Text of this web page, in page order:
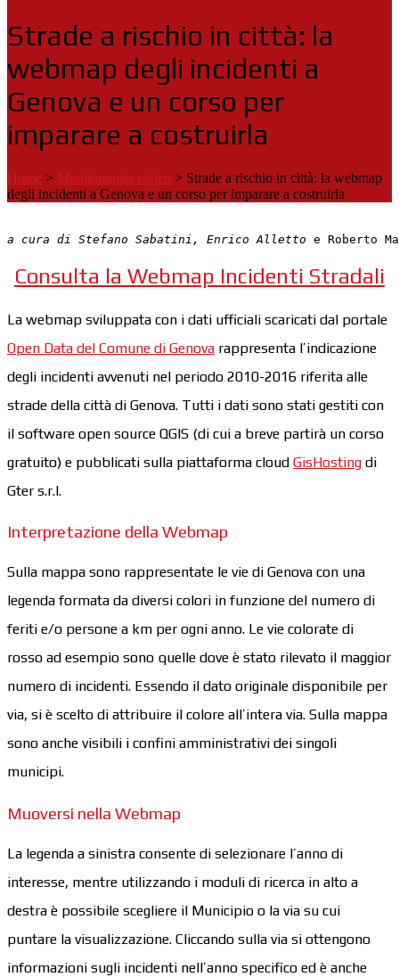
Strade a rischio in città: la
webmap degli incidenti a
Genova e un corso per
imparare a costruirla
Home > Monitoraggio civico > Strade a rischio in città: la webmap
degli incidenti a Genova e un corso per imparare a costruirla
a cura di Stefano Sabatini, Enrico Alletto e Roberto
Consulta la Webmap Incidenti Stradali
La webmap sviluppata con i dati ufficiali scaricati dal portale
Open Data del Comune di Genova rappresenta l’indicazione
degli incidenti avvenuti nel periodo 2010-2016 riferita alle
strade della città di Genova. Tutti i dati sono stati gestiti con
il software open source QGIS (di cui a breve partirà un corso
gratuito) e pubblicati sulla piattaforma cloud GisHosting di
Gter s.r.l.
Interpretazione della Webmap
Sulla mappa sono rappresentate le vie di Genova con una
legenda formata da diversi colori in funzione del numero di
feriti e/o persone a km per ogni anno. Le vie colorate di
rosso ad esempio sono quelle dove è stato rilevato il maggior
numero di incidenti. Essendo il dato originale disponibile per
via, si è scelto di attribuire il colore all’intera via. Sulla mappa
sono anche visibili i confini amministrativi dei singoli
municipi.
Muoversi nella Webmap
La legenda a sinistra consente di selezionare l’anno di
interesse, mentre utilizzando i moduli di ricerca in alto a
destra è possibile scegliere il Municipio o la via su cui
puntare la visualizzazione. Cliccando sulla via si ottengono
informazioni sugli incidenti nell’anno specifico ed è anche